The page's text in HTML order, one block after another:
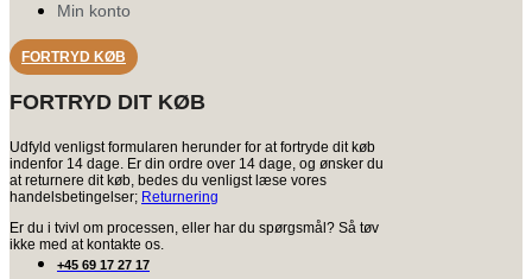
Min konto
FORTRYD KØB
FORTRYD DIT KØB
Udfyld venligst formularen herunder for at fortryde dit køb
indenfor 14 dage. Er din ordre over 14 dage, og ønsker du
at returnere dit køb, bedes du venligst læse vores
handelsbetingelser; Returnering
Er du i tvivl om processen, eller har du spørgsmål? Så tøv
ikke med at kontakte os.
+45 69 17 27 17